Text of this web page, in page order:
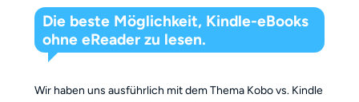
Die beste Möglichkeit, Kindle-eBooks
ohne eReader zu lesen.
Wir haben uns ausführlich mit dem Thema Kobo vs. Kindle